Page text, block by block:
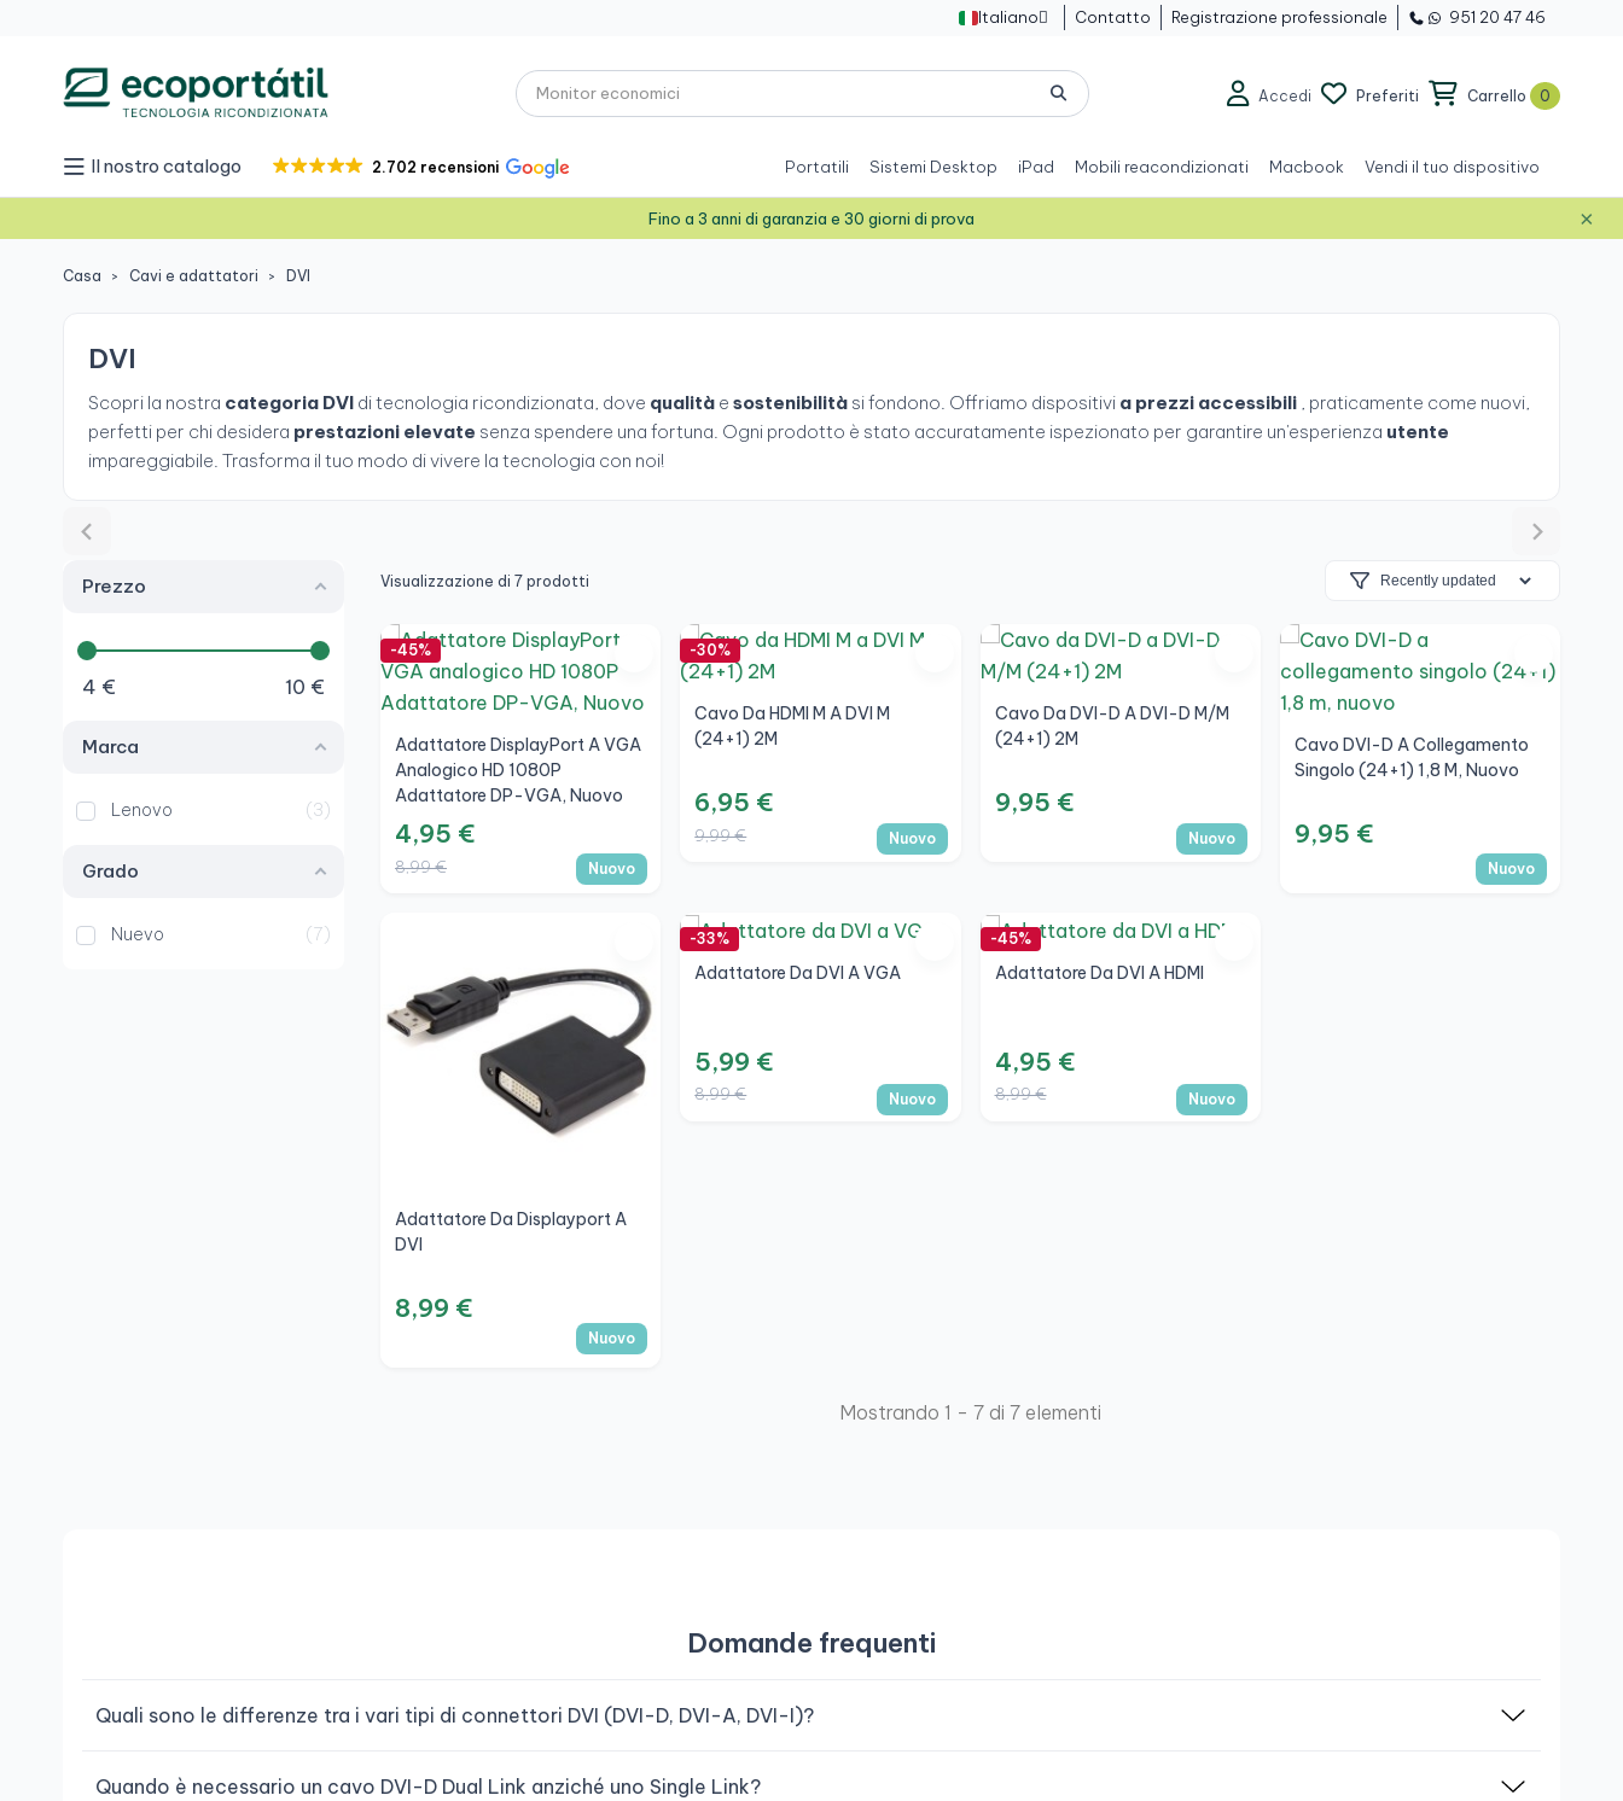
Italiano  Contatto Registrazione professionale 951 20 47 46
Accedi Preferiti Carrello 0
Il nostro catalogo 2.702 recensioni Portatili Sistemi Desktop iPad Mobili reacondizionati Macbook Vendi il tuo dispositivo
Fino a 3 anni di garanzia e 30 giorni di prova ×
Casa Cavi e adattatori DVI
DVI
Scopri la nostra categoria DVI di tecnologia ricondizionata, dove qualità e sostenibilità si fondono. Offriamo dispositivi a prezzi accessibili , praticamente come nuovi,
perfetti per chi desidera prestazioni elevate senza spendere una fortuna. Ogni prodotto è stato accuratamente ispezionato per garantire un'esperienza utente
impareggiabile. Trasforma il tuo modo di vivere la tecnologia con noi!
Prezzo
4 € 10 €
Marca
Lenovo 3
Grado
Nuevo 7
Visualizzazione di 7 prodotti
-45%
Adattatore DisplayPort A VGA
Analogico HD 1080P
Adattatore DP-VGA, Nuovo
4,95 €
8,99 € Nuovo
-30%
Cavo Da HDMI M A DVI M
(24+1) 2M
6,95 €
9,99 € Nuovo
Cavo Da DVI-D A DVI-D M/M
(24+1) 2M
9,95 €
Nuovo
Cavo DVI-D A Collegamento
Singolo (24+1) 1,8 M, Nuovo
9,95 €
Nuovo
Adattatore Da Displayport A
DVI
8,99 €
Nuovo
-33%
Adattatore Da DVI A VGA
5,99 €
8,99 € Nuovo
-45%
Adattatore Da DVI A HDMI
4,95 €
8,99 € Nuovo
Mostrando 1 - 7 di 7 elementi
Domande frequenti
Quali sono le differenze tra i vari tipi di connettori DVI (DVI-D, DVI-A, DVI-I)?
Quando è necessario un cavo DVI-D Dual Link anziché uno Single Link?